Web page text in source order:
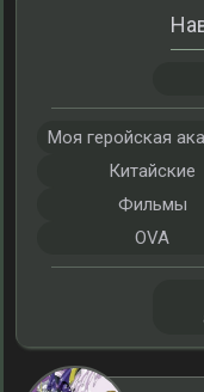
Моя геройская
Китайские
Фильмы
OVA